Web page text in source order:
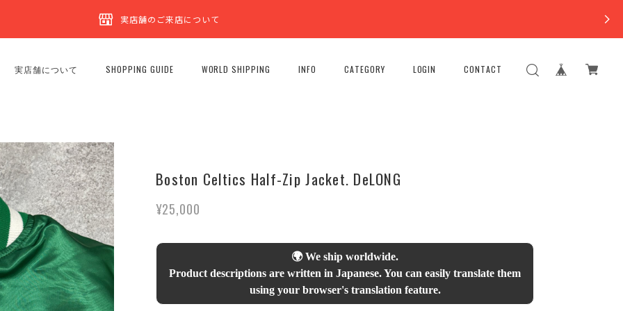
実店舗のご来店について
実店舗について SHOPPING GUIDE WORLD SHIPPING INFO CATEGORY LOGIN CONTACT
Boston Celtics Half-Zip Jacket. DeLONG
¥25,000
🌍 We ship worldwide.
Product descriptions are written in Japanese. You can easily translate them
using your browser's translation feature.